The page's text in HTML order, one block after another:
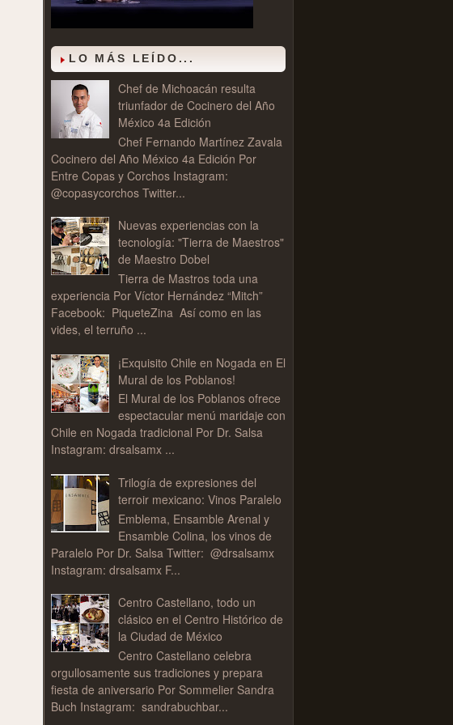
LO MÁS LEÍDO...
Chef de Michoacán resulta
triunfador de Cocinero del Año
México 4a Edición
Chef Fernando Martínez Zavala
Cocinero del Año México 4a Edición Por
Entre Copas y Corchos Instagram:
@copasycorchos Twitter...
Nuevas experiencias con la
tecnología: "Tierra de Maestros"
de Maestro Dobel
Tierra de Mastros toda una
experiencia Por Víctor Hernández “Mitch”
Facebook: PiqueteZina Así como en las
vides, el terruño ...
¡Exquisito Chile en Nogada en El
Mural de los Poblanos!
El Mural de los Poblanos ofrece
espectacular menú maridaje con
Chile en Nogada tradicional Por Dr. Salsa
Instagram: drsalsamx ...
Trilogía de expresiones del
terroir mexicano: Vinos Paralelo
Emblema, Ensamble Arenal y
Ensamble Colina, los vinos de
Paralelo Por Dr. Salsa Twitter: @drsalsamx
Instagram: drsalsamx F...
Centro Castellano, todo un
clásico en el Centro Histórico de
la Ciudad de México
Centro Castellano celebra
orgullosamente sus tradiciones y prepara
fiesta de aniversario Por Sommelier Sandra
Buch Instagram: sandrabuchbar...